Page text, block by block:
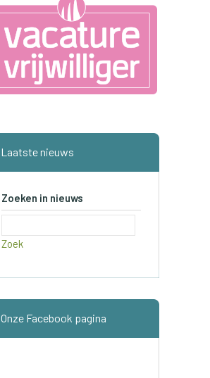
Laatste nieuws
Zoeken in nieuws
Zoek
Onze Facebook pagina